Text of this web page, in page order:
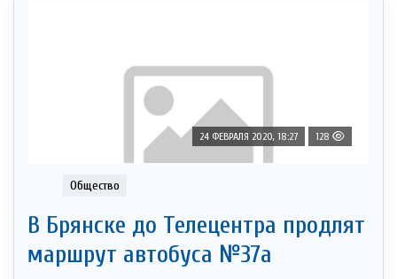
24 ФЕВРАЛЯ 2020, 18:27 128
Общество
В Брянске до Телецентра продлят
маршрут автобуса №37а